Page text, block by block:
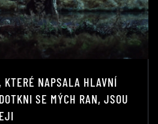
KTERÉ NAPSALA HLAVNÍ
SE MÝCH RAN, JSOU